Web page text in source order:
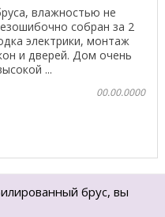
влажностью не
собран за 2
электрики, монтаж
и дверей. Дом очень
...
00.00.0000
брус, вы